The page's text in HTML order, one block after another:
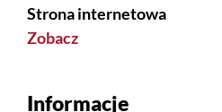
Strona internetowa
Zobacz
Informacje